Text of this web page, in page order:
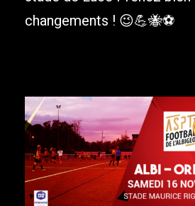
changements ! 😉💪🐝⚽️